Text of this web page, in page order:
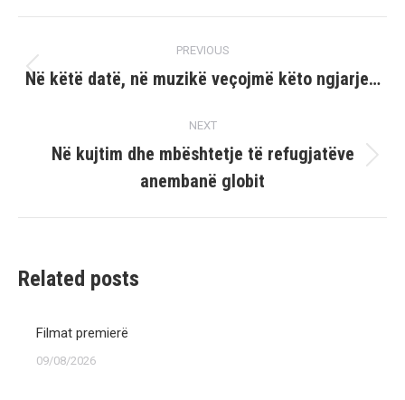
navigation
PREVIOUS
Previous
Në këtë datë, në muzikë veçojmë këto ngjarje…
NEXT
Next
post:
Në kujtim dhe mbështetje të refugjatëve
anembanë globit
Related posts
Filmat premierë
09/08/2026